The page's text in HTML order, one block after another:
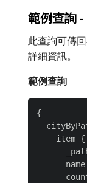
範例查詢
此查詢可傳
詳細資訊。
範例查詢
{
    item {
      name